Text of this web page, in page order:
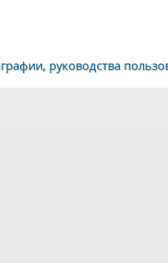
руководства